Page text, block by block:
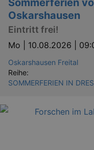
Oskarshausen
Eintritt frei!
Mo | 10.08.2026 |
Oskarshausen Freital
Reihe:
SOMMERFERIEN IN